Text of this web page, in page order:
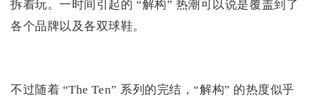
拆着玩。一时间引起的 “解构” 热潮可以说是覆盖到了
各个品牌以及各双球鞋。
不过随着 “The Ten” 系列的完结，“解构” 的热度似乎